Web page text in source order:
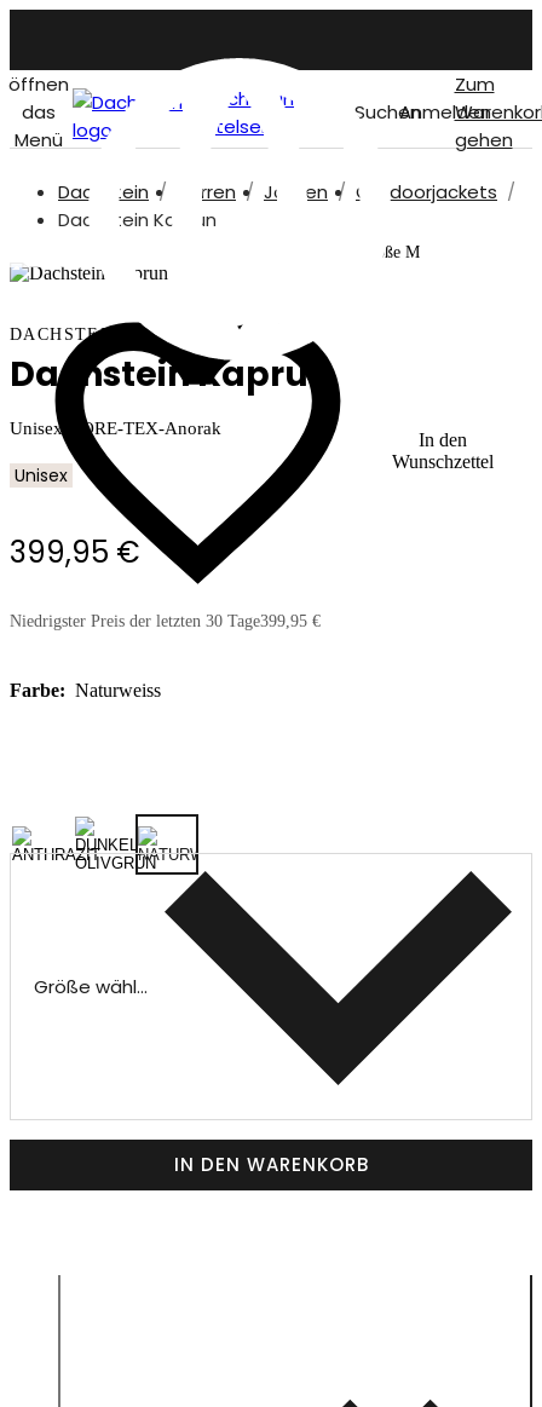
German
öffnen
das
Menü
Dachstein
titelseite
SuchenAnmelden
Zum
gehen
Dachstein Herren Jacken
Outdoorjackets
Dachstein Kaprun
In den
Wunschzettel
Unser Model ist 173 cm und trägt Größe M
DACHSTEIN
Dachstein Kaprun
Unisex GORE-TEX-Anorak
Unisex
399,95 €
Niedrigster Preis der letzten 30 Tage399,95 €
Farbe: Naturweiss
Größe wählen
IN DEN WARENKORB